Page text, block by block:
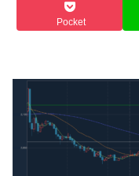
Pocket